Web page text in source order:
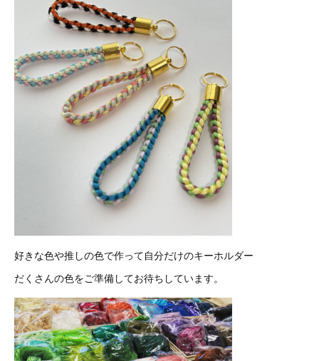
好きな色や推しの色で作って自分だけのキーホルダー
だくさんの色をご準備してお待ちしています。